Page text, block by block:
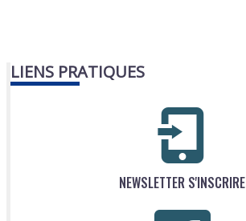
LIENS PRATIQUES
NEWSLETTER S'INSCRIRE